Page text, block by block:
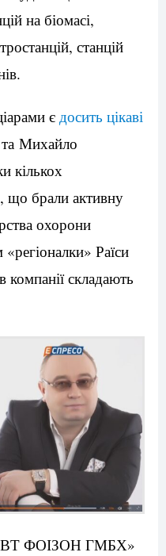
на біомасі,
станцій
єдосить цікаві
Михайло
кількох
що брали активну
охорони
Раїси
компанії складають
«ВТ ФОІЗОН ГМБХ»